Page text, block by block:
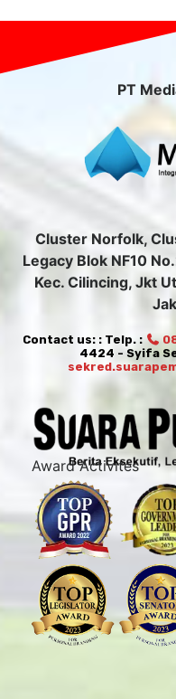
PT
Cluster Norfolk,
Legacy Blok NF10
Kec. Cilincing, Jkt
Contact us: : Telp. :
4424 - Syifa
Award Activites